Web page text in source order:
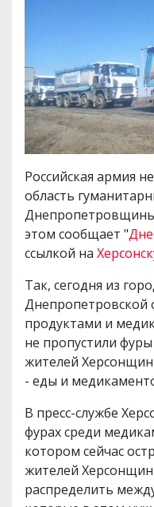
Российская армия
область
этом сообщает "
ссылкой на
Так, сегодня из
Днепропетровской
продуктами и
не пропустили
жителей
- еды и
В пресс-службе
фурах среди
котором сейчас
жителей
распределить